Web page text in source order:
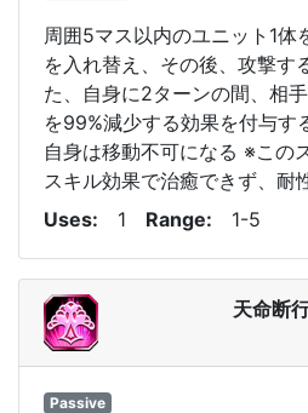
周囲5マス以内のユニット1体
を入れ替え、その後、攻撃す
た、自身に2ターンの間、相
を99%減少する効果を付与す
自身は移動不可になる ※この
スキル効果で治癒できず、耐
Uses
1 Range 1-5
天命断
Passive